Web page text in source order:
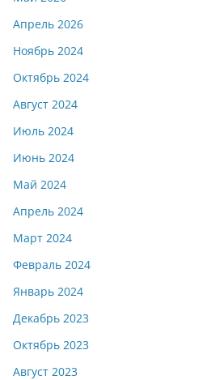
Апрель 2026
Ноябрь 2024
Октябрь 2024
Август 2024
Июль 2024
Июнь 2024
Май 2024
Апрель 2024
Март 2024
Февраль 2024
Январь 2024
Декабрь 2023
Октябрь 2023
Август 2023